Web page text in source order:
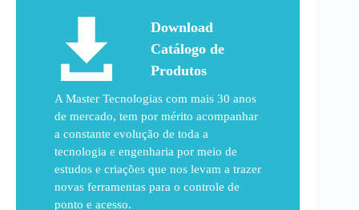
Download
Catálogo de
Produtos
A Master Tecnologias com mais 30 anos
de mercado, tem por mérito acompanhar
a constante evolução de toda a
tecnologia e engenharia por meio de
estudos e criações que nos levam a trazer
novas ferramentas para o controle de
ponto e acesso.